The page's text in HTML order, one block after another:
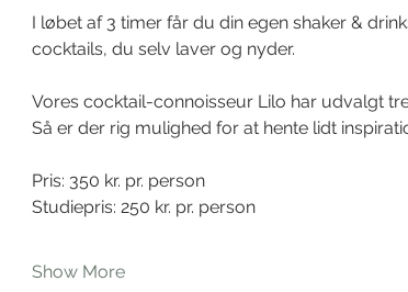
I løbet af 3 timer får du din egen shaker &
cocktails, du selv laver og nyder.
Vores cocktail-connoisseur Lilo har udvalgt
Så er der rig mulighed for at hente lidt
Pris: 350 kr. pr. person
Studiepris: 250 kr. pr. person
Show More